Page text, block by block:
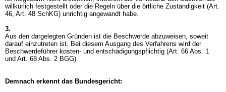
willkürlich festgestellt oder die Regeln über die örtliche Zuständigkeit (Art.
46, Art. 48 SchKG) unrichtig angewandt habe.
3.
Aus den dargelegten Gründen ist die Beschwerde abzuweisen, soweit
darauf einzutreten ist. Bei diesem Ausgang des Verfahrens wird der
Beschwerdeführer kosten- und entschädigungspflichtig (Art. 66 Abs. 1
und Art. 68 Abs. 2 BGG).
Demnach erkennt das Bundesgericht: